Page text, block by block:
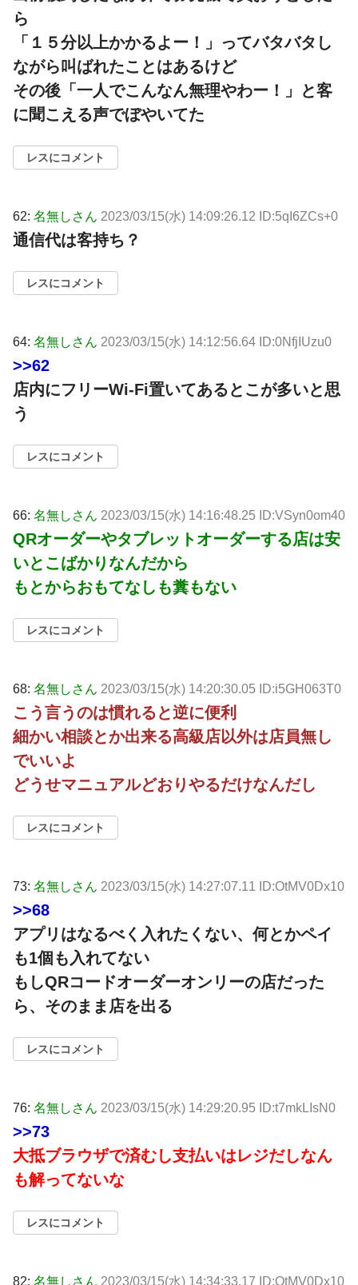
ら
「１５分以上かかるよー！」ってバタバタし
ながら叫ばれたことはあるけど
その後「一人でこんなん無理やわー！」と客
に聞こえる声でぼやいてた
レスにコメント
62: 名無しさん 2023/03/15(水) 14:09:26.12 ID:5qI6ZCs+0
通信代は客持ち？
レスにコメント
64: 名無しさん 2023/03/15(水) 14:12:56.64 ID:0NfjIUzu0
>>62
店内にフリーWi-Fi置いてあるとこが多いと思
う
レスにコメント
66: 名無しさん 2023/03/15(水) 14:16:48.25 ID:VSyn0om40
QRオーダーやタブレットオーダーする店は安
いとこばかりなんだから
もとからおもてなしも糞もない
レスにコメント
68: 名無しさん 2023/03/15(水) 14:20:30.05 ID:i5GH063T0
こう言うのは慣れると逆に便利
細かい相談とか出来る高級店以外は店員無し
でいいよ
どうせマニュアルどおりやるだけなんだし
レスにコメント
73: 名無しさん 2023/03/15(水) 14:27:07.11 ID:OtMV0Dx10
>>68
アプリはなるべく入れたくない、何とかペイ
も1個も入れてない
もしQRコードオーダーオンリーの店だった
ら、そのまま店を出る
レスにコメント
76: 名無しさん 2023/03/15(水) 14:29:20.95 ID:t7mkLIsN0
>>73
大抵ブラウザで済むし支払いはレジだしなん
も解ってないな
レスにコメント
82: 名無しさん 2023/03/15(水) 14:34:33.17 ID:OtMV0Dx10